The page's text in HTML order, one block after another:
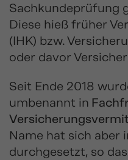
Sachkundeprüfung
Diese hieß früher
(IHK) bzw.
oder davor
Seit Ende 2018
umbenannt in
Name hat sich aber
durchgesetzt, so